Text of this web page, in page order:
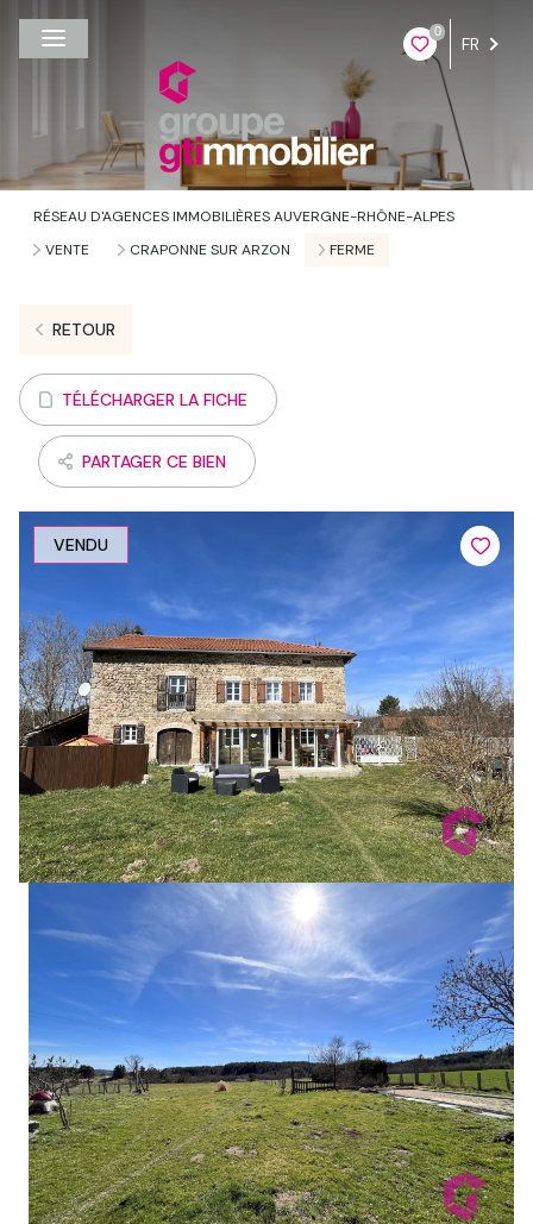
0
FR
RÉSEAU D'AGENCES IMMOBILIÈRES AUVERGNE-RHÔNE-ALPES
VENTE
CRAPONNE SUR ARZON FERME
RETOUR
TÉLÉCHARGER LA FICHE
PARTAGER CE BIEN
VENDU